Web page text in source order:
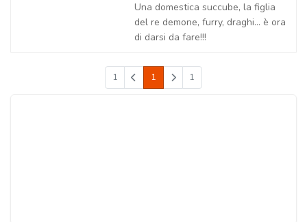
Una domestica succube, la figlia
del re demone, furry, draghi... è ora
di darsi da fare!!!
1 1 1